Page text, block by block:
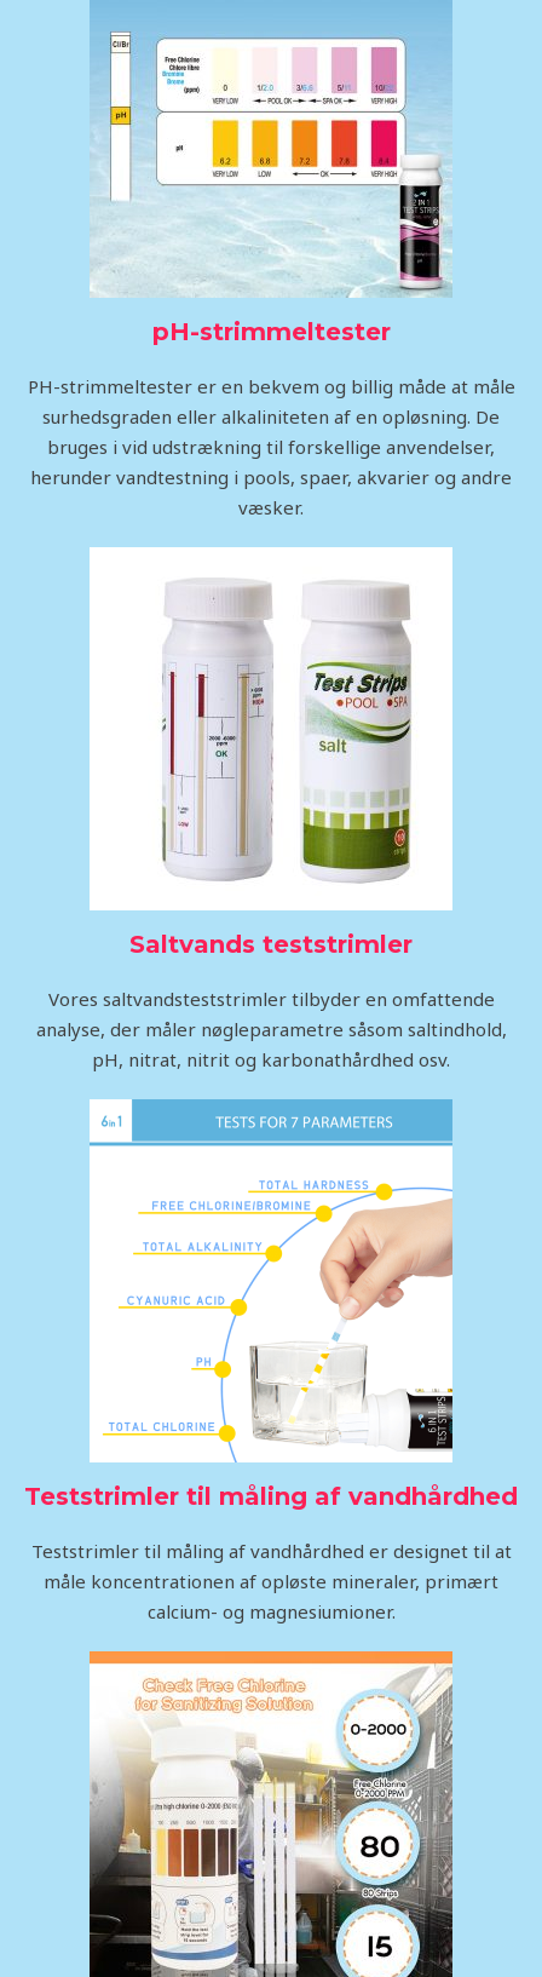
pH-strimmeltester
PH-strimmeltester er en bekvem og billig måde at måle
surhedsgraden eller alkaliniteten af en opløsning. De
bruges i vid udstrækning til forskellige anvendelser,
herunder vandtestning i pools, spaer, akvarier og andre
væsker.
Saltvands teststrimler
Vores saltvandsteststrimler tilbyder en omfattende
analyse, der måler nøgleparametre såsom saltindhold,
pH, nitrat, nitrit og karbonathårdhed osv.
Teststrimler til måling af vandhårdhed
Teststrimler til måling af vandhårdhed er designet til at
måle koncentrationen af opløste mineraler, primært
calcium- og magnesiumioner.